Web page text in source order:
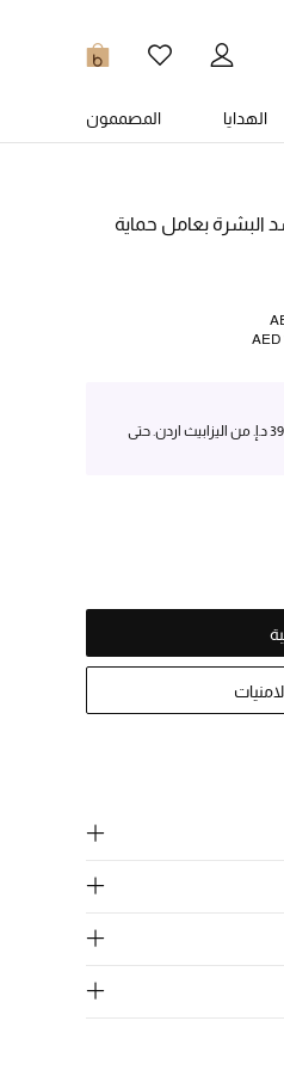
0
الهدايا المصممون
البشرة بعامل حماية
AED
مجاناً هدايا عند تسوقكم بأكثر من 399 د.إ. من اليزابيث اردن. حتى